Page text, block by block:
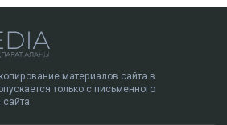
материалов сайта в
только с письменного